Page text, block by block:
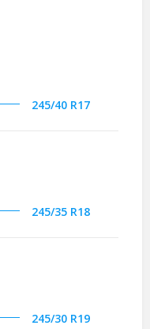
245/40 R17
245/35 R18
245/30 R19